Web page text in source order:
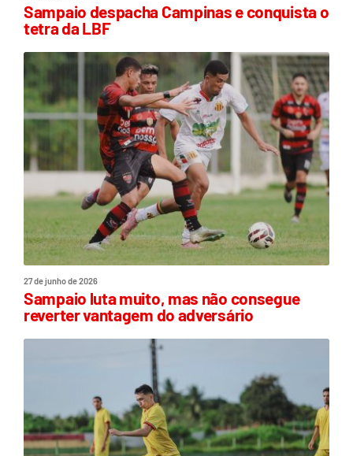
Sampaio despacha Campinas e conquista o
tetra da LBF
27 de junho de 2026
Sampaio luta muito, mas não consegue
reverter vantagem do adversário